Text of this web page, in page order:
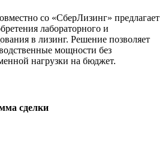
со «СберЛизинг» предлагает
лабораторного и
в лизинг. Решение позволяет
мощности без
нагрузки на бюджет.
сделки